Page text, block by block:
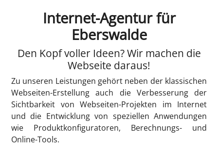
Internet-Agentur für
Eberswalde
Den Kopf voller Ideen? Wir machen die
Webseite daraus!
Zu unseren Leistungen gehört neben der klassischen
Webseiten-Erstellung auch die Verbesserung der
Sichtbarkeit von Webseiten-Projekten im Internet
und die Entwicklung von speziellen Anwendungen
wie Produktkonfiguratoren, Berechnungs- und
Online-Tools.